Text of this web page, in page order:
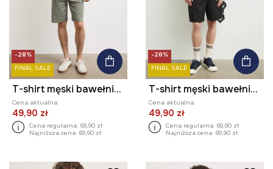
-28%
FINAL SALE
T-shirt męski bawełniany
Cena aktualna:
49,90 zł
Cena regularna: 69,90 zł
Najniższa cena: 69,90 zł
-28%
FINAL SALE
T-shirt męski bawełniany
Cena aktualna:
49,90 zł
Cena regularna: 69,90 zł
Najniższa cena: 69,90 zł